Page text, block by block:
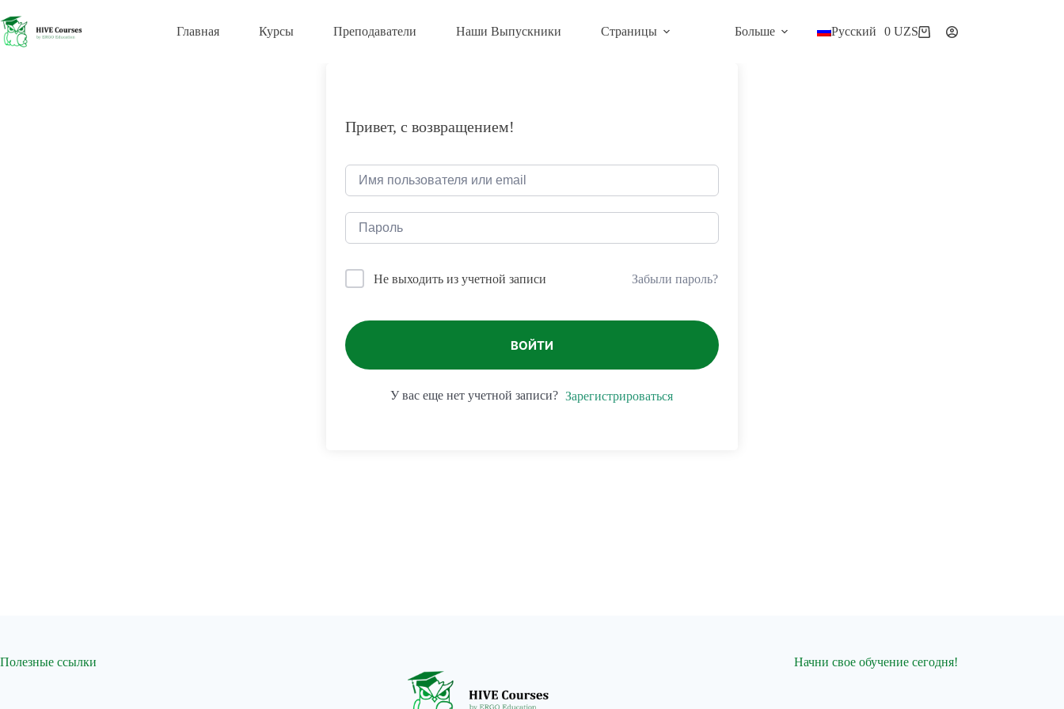
к
сути
Главная Курсы Преподаватели Наши Выпускники Страницы Больше Русский Корзина
0 UZS
Привет, с возвращением!
Не выходить из учетной записи Забыли пароль?
ВОЙТИ
У вас еще нет учетной записи? Зарегистрироваться
Полезные ссылки Начни свое обучение сегодня!